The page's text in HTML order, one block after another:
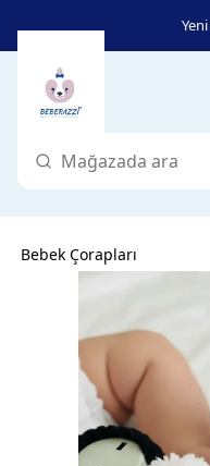
Bebek Çorapları